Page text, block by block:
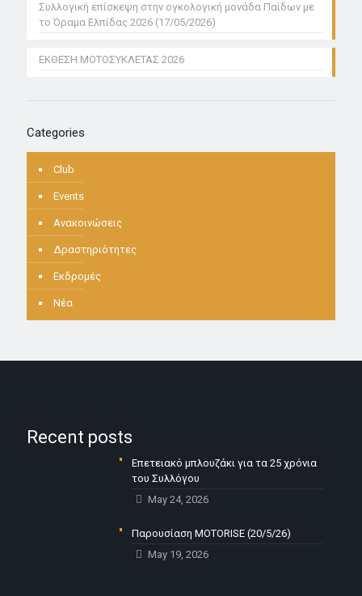
Συλλογική επίσκεψη στην ογκολογική μονάδα Παίδων με
το Όραμα Ελπίδας 2026 (17/05/2026)
ΕΚΘΕΣΗ ΜΟΤΟΣΥΚΛΕΤΑΣ 2026
Categories
Club
Events
Ανακοινώσεις
Δραστηριότητες
Εκδρομές
Νέα
Recent posts
Επετειακό μπλουζάκι για τα 25 χρόνια
του Συλλόγου
May 24, 2026
Παρουσίαση MOTORISE (20/5/26)
May 19, 2026